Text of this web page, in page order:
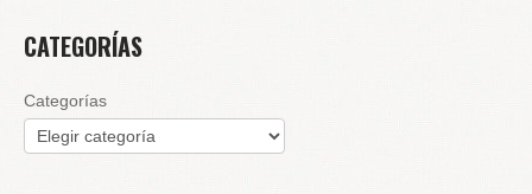
CATEGORÍAS
Categorías